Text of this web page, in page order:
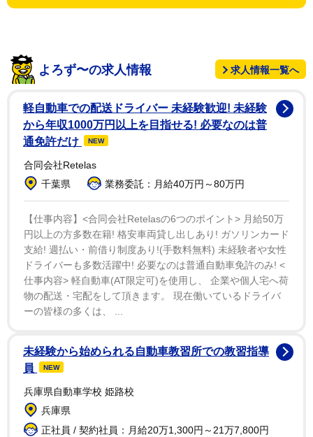
た。
今田。地元に帰った際に、中学時代の旧友４人で食事す
る様子もオンエア。スタッフからは「でももてたんじゃ
ないですか？」と聞かれると、今田自ら「でも彼氏ずっ
といました」とあっさり認めた。
男性の友人が動揺しながら「ああ、言うんだ」と驚
き、女性の友人も大笑い。今田は「友達の前だと特に自
け、自然体というか、自分らしくいれたらな、というの
は大事にしている」とマイルールを明かした。
インスタでも友人からバースデーのお祝いされた際の
ナチュラルな笑顔の写真などをアップしている。
よろず〜の求人情報 求人情報一覧へ
軽自動車での配送ドライバー 未経験歓迎! 未経験
から年収1000万円以上を目指せる! 必要なのは普
通免許だけ
NEW
合同会社Retelas
千葉県
業務委託：月給40万円～80万円
【仕事内容】<合同会社Retelasの6つのポイント> 月給50万
円以上の方多数在籍! 格安車両貸し出しあり! ガソリンカード
支給! 週払い・前借り制度あり!(手数料無料) 未経験者や女性
ドライバーも多数活躍中! 必要なのは普通自動車免許のみ! <
仕事内容> 軽自動車(AT限定可)を使用し、 企業や個人宅へ荷
物の配送・宅配をして頂きます。 現在働いているドライバ
ーの皆様の多くは、 ...
未経験から始められる自動車教習所での教習指導
員
NEW
兵庫県自動車学校 姫路校
兵庫県
正社員 / 契約社員：月給20万1,300円～21万7,800円